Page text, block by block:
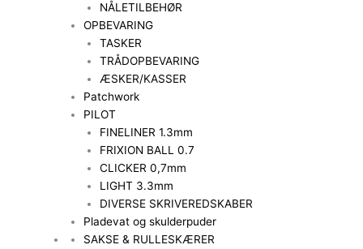
NÅLETILBEHØR
OPBEVARING
TASKER
TRÅDOPBEVARING
ÆSKER/KASSER
Patchwork
PILOT
FINELINER 1.3mm
FRIXION BALL 0.7
CLICKER 0,7mm
LIGHT 3.3mm
DIVERSE SKRIVEREDSKABER
Pladevat og skulderpuder
SAKSE & RULLESKÆRER